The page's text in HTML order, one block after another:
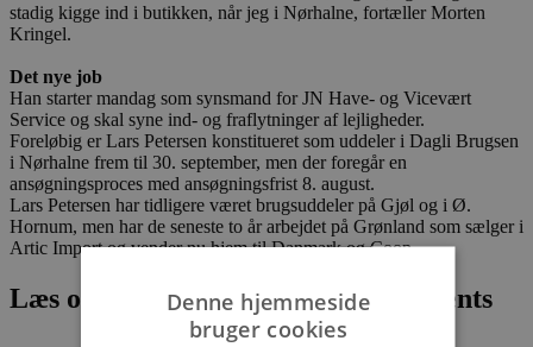
stadig kigge ind i butikken, når jeg i Nørhalne, fortæller Morten
Kringel.
Det nye job
Han starter mandag som synsmand for JN Have- og Vicevært
Service og skal syne ind- og fraflytninger af lejligheder.
Foreløbig er Lars Petersen konstitueret som uddeler i Dagli Brugsen
i Nørhalne frem til 30. september, men der foregår en
ansøgningsproces med ansøgningsfrist 8. august.
Lars Petersen har tidligere været brugsuddeler på Gjøl og i Ø.
Hornum, men har de seneste to år arbejdet på Grønland som sælger i
Artic Import og vender nu hjem til Danmark og Coop.
Læs om fantastiske oplevelser og events
Denne hjemmeside
bruger cookies